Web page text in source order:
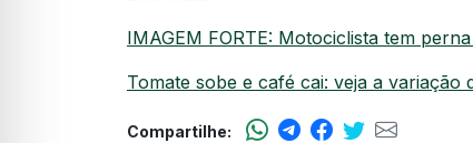
IMAGEM FORTE: Motociclista tem
Tomate sobe e café cai: veja a variação
Compartilhe: